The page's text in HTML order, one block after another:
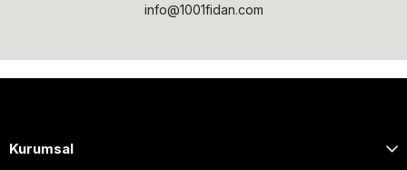
info@1001fidan.com
Kurumsal